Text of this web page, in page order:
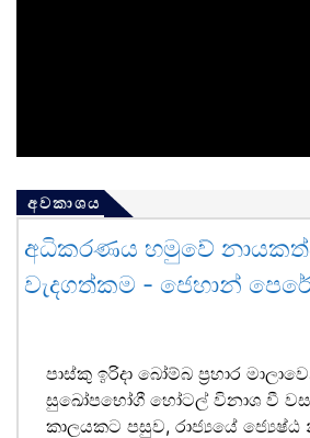
අවකාශය
අධිකරණය හමුවේ
වැදගත්කම - ජෙහාන්
පාස්කු ඉරිදා බෝම්බ ප්‍රහාර
සුඛෝපභෝගී හෝටල් විනාශ වී
කාලයකට පසුව, රාජ්‍යයේ ජ්‍යෙෂ්ඨ